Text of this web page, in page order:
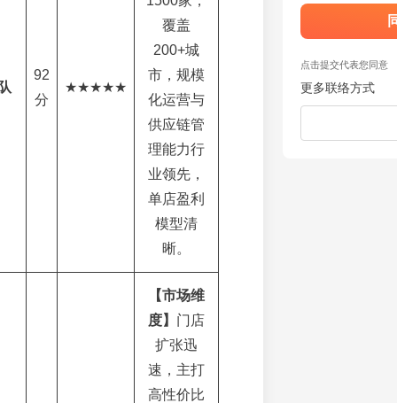
92
分
★★★★★
覆盖
200+城
市，规模
化运营与
供应链管
理能力行
业领先，
单店盈利
模型清
晰。
【市场维
度】 门店
扩张迅
速，主打
高性价比
点击提交代表您同意
更多联络方式